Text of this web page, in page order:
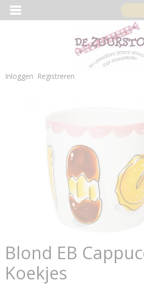
Inloggen Registreren
Blond EB
Koekjes